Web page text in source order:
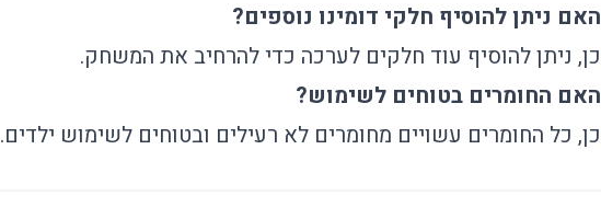
האם ניתן להוסיף חלקי דומינו נוספים?
כן, ניתן להוסיף עוד חלקים לערכה כדי להרחיב את המשחק.
האם החומרים בטוחים לשימוש?
כן, כל החומרים עשויים מחומרים לא רעילים ובטוחים לשימוש ילדים.